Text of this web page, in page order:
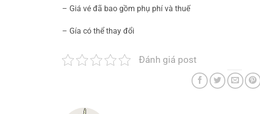
– Giá vé đã bao gồm phụ phí và thuế
– Gía có thể thay đổi
Đánh giá post